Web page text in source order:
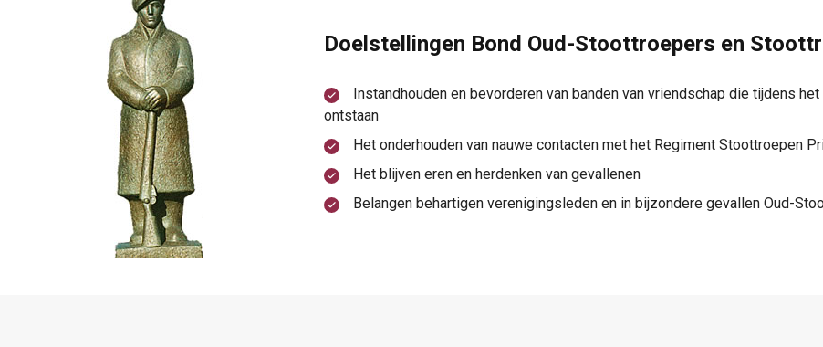
Doelstellingen Bond Oud-Stoottroepers en
Instandhouden en bevorderen van banden van vriendschap die tijdens
ontstaan
Het onderhouden van nauwe contacten met het Regiment Stoottroepen
Het blijven eren en herdenken van gevallenen
Belangen behartigen verenigingsleden en in bijzondere gevallen Oud-